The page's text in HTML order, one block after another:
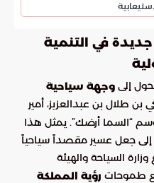
2026: آفاق جديدة في التنمية
إلى وجهة سياحية
بن طلال بن عبدالعزيز، أمير
“السما أرضك”. يمثل هذا
إلى جعل عسير مقصداً سياحياً
السياحة والهيئة
طموحات رؤية المملكة